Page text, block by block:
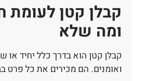
קבלן קטן לעומת
ומה שלא
ואומנים. הם מכירים את כל פרט